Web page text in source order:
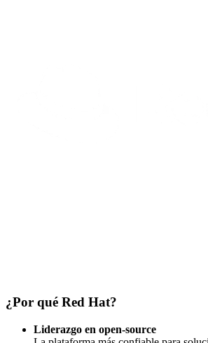
¿Por qué Red Hat?
Liderazgo en open-source